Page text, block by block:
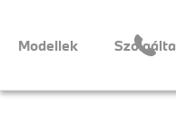
Modellek